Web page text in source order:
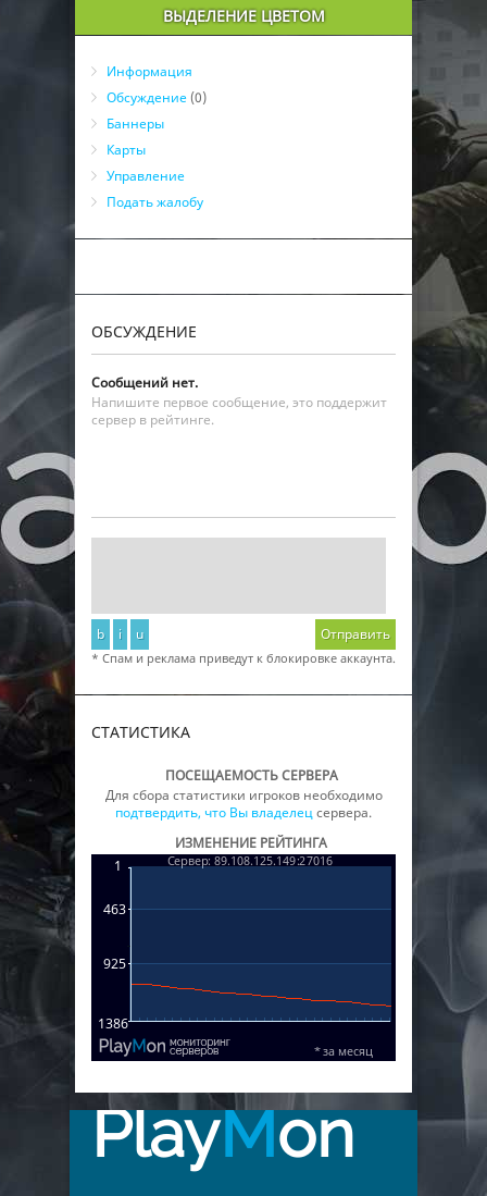
ВЫДЕЛЕНИЕ ЦВЕТОМ
Информация
Обсуждение (0)
Баннеры
Карты
Управление
Подать жалобу
ОБСУЖДЕНИЕ
Сообщений нет.
Напишите первое сообщение, это поддержит
сервер в рейтинге.
b i u Отправить
* Спам и реклама приведут к блокировке аккаунта.
СТАТИСТИКА
ПОСЕЩАЕМОСТЬ СЕРВЕРА
Для сбора статистики игроков необходимо
подтвердить, что Вы владелецсервера.
ИЗМЕНЕНИЕ РЕЙТИНГА
PlayMon